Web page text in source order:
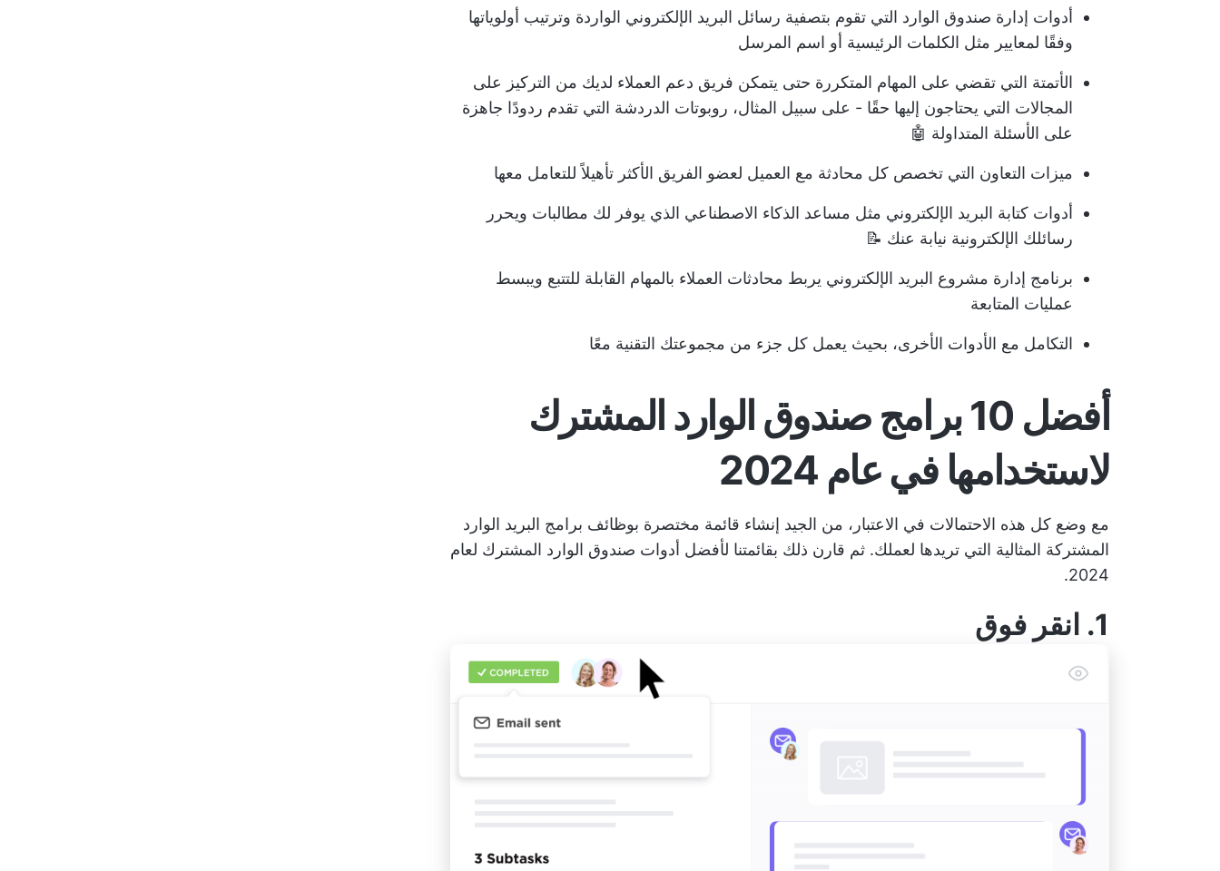
أدوات إدارة صندوق الوارد التي تقوم بتصفية رسائل البريد الإلكتروني الواردة وترتيب أولوياتها
وفقًا لمعايير مثل الكلمات الرئيسية أو اسم المرسل
الأتمتة التي تقضي على المهام المتكررة حتى يتمكن فريق دعم العملاء لديك من التركيز على
المجالات التي يحتاجون إليها حقًا - على سبيل المثال، روبوتات الدردشة التي تقدم ردودًا جاهزة
على الأسئلة المتداولة 🤖
ميزات التعاون التي تخصص كل محادثة مع العميل لعضو الفريق الأكثر تأهيلاً للتعامل معها
أدوات كتابة البريد الإلكتروني مثل مساعد الذكاء الاصطناعي الذي يوفر لك مطالبات ويحرر
رسائلك الإلكترونية نيابة عنك 📝
برنامج إدارة مشروع البريد الإلكتروني يربط محادثات العملاء بالمهام القابلة للتتبع ويبسط
عمليات المتابعة
التكامل مع الأدوات الأخرى، بحيث يعمل كل جزء من مجموعتك التقنية معًا
أفضل 10 برامج صندوق الوارد المشترك
لاستخدامها في عام 2024
مع وضع كل هذه الاحتمالات في الاعتبار، من الجيد إنشاء قائمة مختصرة بوظائف برامج البريد الوارد
المشتركة المثالية التي تريدها لعملك. ثم قارن ذلك بقائمتنا لأفضل أدوات صندوق الوارد المشترك لعام
2024.
1. انقر فوق